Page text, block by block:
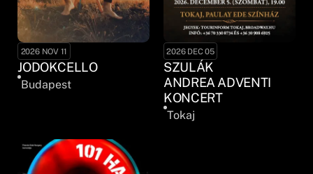
2026 NOV 11
JODOKCELLO
Budapest
2026 DEC 05
SZULÁK
ANDREA ADVENTI
KONCERT
Tokaj